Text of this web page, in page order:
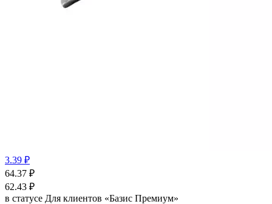
3.39 ₽
64.37 ₽
62.43 ₽
в статусе Для клиентов «Базис Премиум»